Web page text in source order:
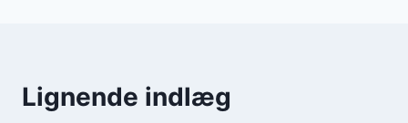
Lignende indlæg